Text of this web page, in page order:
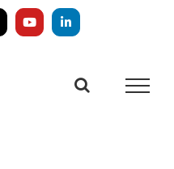
YouTubeLinkedIn